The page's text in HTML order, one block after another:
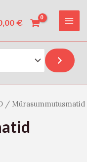
€
/ Mürasummutusmatid